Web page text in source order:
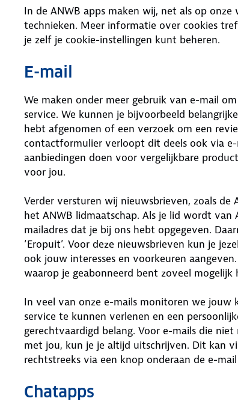
In de ANWB apps maken wij, net als op
technieken. Meer informatie over cookies
je zelf je cookie-instellingen kunt beheren.
E-mail
We maken onder meer gebruik van e-mail
service. We kunnen je bijvoorbeeld
hebt afgenomen of een verzoek om een
contactformulier verloopt dit deels ook via
aanbiedingen doen voor vergelijkbare
voor jou.
Verder versturen wij nieuwsbrieven, zoals
het ANWB lidmaatschap. Als je lid wordt
mailadres dat je bij ons hebt opgegeven.
‘Eropuit’. Voor deze nieuwsbrieven kun je
ook jouw interesses en voorkeuren
waarop je geabonneerd bent zoveel mogelijk
In veel van onze e-mails monitoren we jouw
service te kunnen verlenen en een
gerechtvaardigd belang. Voor e-mails die
met jou, kun je je altijd uitschrijven. Dit kan
rechtstreeks via een knop onderaan de e-
Chatapps